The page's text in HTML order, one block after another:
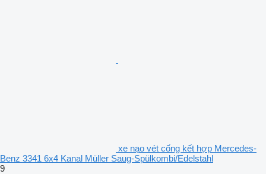
xe nạo vét cống kết hợp Mercedes-
Benz 3341 6x4 Kanal Müller Saug-Spülkombi/Edelstahl
9